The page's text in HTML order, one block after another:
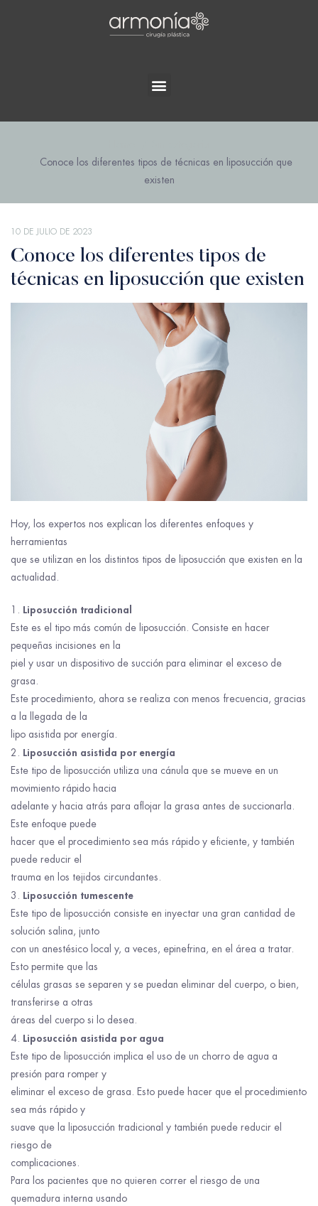
Conoce los diferentes tipos de técnicas en liposucción que
existen
10 DE JULIO DE 2023
Conoce los diferentes tipos de
técnicas en liposucción que existen
Hoy, los expertos nos explican los diferentes enfoques y
herramientas
que se utilizan en los distintos tipos de liposucción que existen en la
actualidad.
Liposucción tradicional
Este es el tipo más común de liposucción. Consiste en hacer
pequeñas incisiones en la
piel y usar un dispositivo de succión para eliminar el exceso de
grasa.
Este procedimiento, ahora se realiza con menos frecuencia, gracias
a la llegada de la
lipo asistida por energía.
Liposucción asistida por energía
Este tipo de liposucción utiliza una cánula que se mueve en un
movimiento rápido hacia
adelante y hacia atrás para aflojar la grasa antes de succionarla.
Este enfoque puede
hacer que el procedimiento sea más rápido y eficiente, y también
puede reducir el
trauma en los tejidos circundantes.
Liposucción tumescente
Este tipo de liposucción consiste en inyectar una gran cantidad de
solución salina, junto
con un anestésico local y, a veces, epinefrina, en el área a tratar.
Esto permite que las
células grasas se separen y se puedan eliminar del cuerpo, o bien,
transferirse a otras
áreas del cuerpo si lo desea.
Liposucción asistida por agua
Este tipo de liposucción implica el uso de un chorro de agua a
presión para romper y
eliminar el exceso de grasa. Esto puede hacer que el procedimiento
sea más rápido y
suave que la liposucción tradicional y también puede reducir el
riesgo de
complicaciones.
Para los pacientes que no quieren correr el riesgo de una
quemadura interna usando